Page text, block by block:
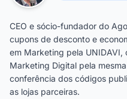
CEO e sócio-fundador do
cupons de desconto e
em Marketing pela UNIDAVI,
Marketing Digital pela
conferência dos códigos
as lojas parceiras.